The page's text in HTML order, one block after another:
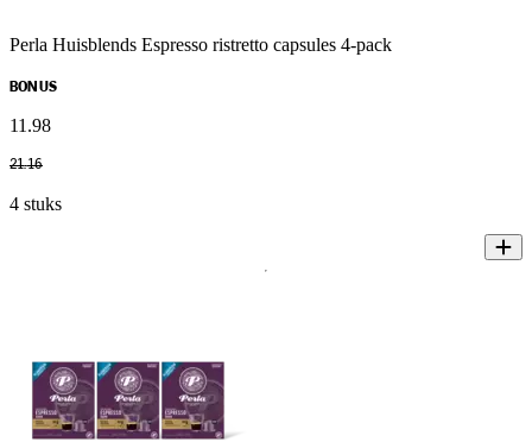
Perla Huisblends Espresso ristretto capsules 4-pack
BONUS
11 .98
21.16
4 stuks